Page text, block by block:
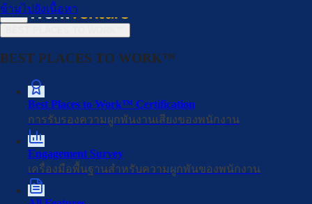
ข้ามไปยังเนื้อหา
BEST PLACES TO WORK™
Best Places to Work™ Certification
การรับรองความผูกพันงานเสียงของพนักงาน
Engagement Survey
เครื่องมือพื้นฐานสำหรับความผูกพันของพนักงาน
BJC Big C